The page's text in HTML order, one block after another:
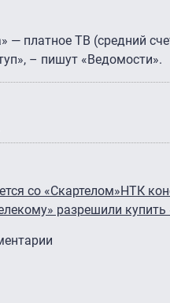
— платное ТВ (средний
– пишут «Ведомости».
со «Скартелом»НТК
разрешили